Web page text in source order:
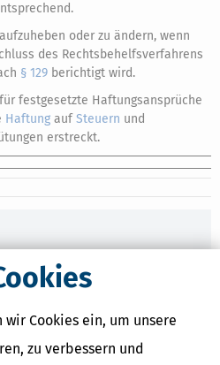
Cookies ein, um unsere
zu verbessern und
oder zu ändern, wenn
des Rechtsbehelfsverfahrens
§ 129 berichtigt wird.
festgesetzte Haftungsansprüche
Haftung aufSteuern und
erstreckt.